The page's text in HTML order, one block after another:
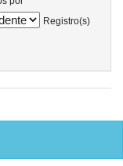
Registro(s)